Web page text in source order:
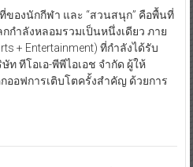
ของนักกีฬา และ “สวนสนุก” คือพื้นที่
กำลังหลอมรวมเป็นหนึ่งเดียว ภาย
+ Entertainment) ที่กำลังได้รับ
ทีโอเอ-พีพีไอเอช จำกัด ผู้ให้
ออฟการเติบโตครั้งสำคัญ ด้วยการ